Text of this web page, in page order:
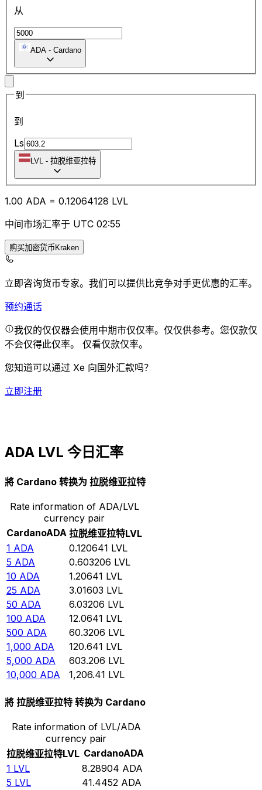
从
ADA - Cardano
到
到
Ls
LVL - 拉脱维亚拉特
1.00 ADA = 0.12064128 LVL
中间市场汇率于 UTC 02:55
购买加密货币Kraken
立即咨询货币专家。 我们可以提供比竞争对手更优惠的汇率。
预约通话
我仅的仅仅器会使用中期市仅仅率。仅仅供参考。您仅款仅
不会仅得此仅率。 仅看仅款仅率。
您知道可以通过 Xe 向国外汇款吗？
立即注册
ADA LVL 今日汇率
將 Cardano 转换为 拉脱维亚拉特
Rate information of ADA/LVL
currency pair
CardanoADA 拉脱维亚拉特LVL
1 ADA 0.120641 LVL
5 ADA 0.603206 LVL
10 ADA 1.20641 LVL
25 ADA 3.01603 LVL
50 ADA 6.03206 LVL
100 ADA 12.0641 LVL
500 ADA 60.3206 LVL
1,000 ADA 120.641 LVL
5,000 ADA 603.206 LVL
10,000 ADA 1,206.41 LVL
將 拉脱维亚拉特 转换为 Cardano
Rate information of LVL/ADA
currency pair
拉脱维亚拉特LVL CardanoADA
1 LVL 8.28904 ADA
5 LVL 41.4452 ADA